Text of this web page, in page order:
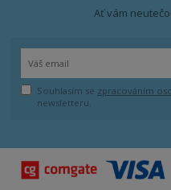
Ať vám
Souhlasím se zpracováním
newsletteru.